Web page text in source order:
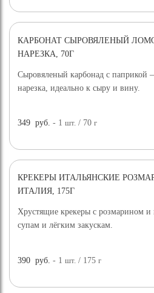
КАРБОНАТ СЫРОВЯЛЕНЫЙ ЛОМО
НАРЕЗКА, 70Г
Сыровяленый карбонад с паприкой
нарезка, идеально к сыру и вину.
349 руб. - 1шт. / 70г
КРЕКЕРЫ ИТАЛЬЯНСКИЕ
ИТАЛИЯ, 175Г
Хрустящие крекеры с розмарином
супам и лёгким закускам.
390 руб. - 1шт. / 175г